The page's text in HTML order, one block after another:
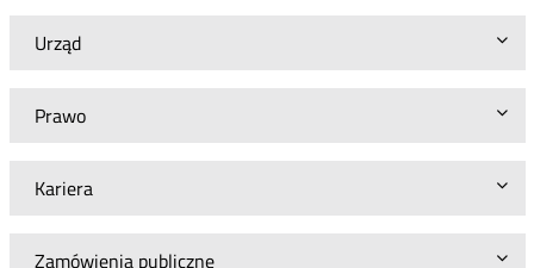
Urząd
Prawo
Kariera
Zamówienia publiczne